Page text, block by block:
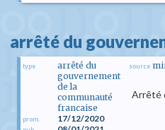
arrêté du
type
arrêté du
gouvernement
de la
communauté
francaise
prom. 17/12/2020
source
Arrêté